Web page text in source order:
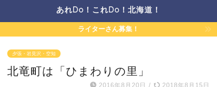
あれDo！これDo！北海道！
ライターさん募集！
夕張・岩見沢・空知
北竜町は「ひまわりの里」
2016年8月20日 / 2018年8月15日